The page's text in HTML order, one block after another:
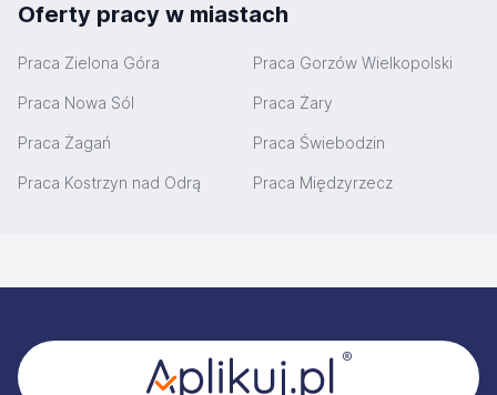
Oferty pracy w miastach
Praca Zielona Góra Praca Gorzów Wielkopolski
Praca Nowa Sól Praca Żary
Praca Żagań Praca Świebodzin
Praca Kostrzyn nad Odrą Praca Międzyrzecz